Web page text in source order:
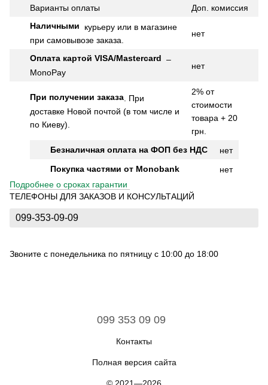
Варианты оплаты Доп. комиссия
Наличными курьеру или в магазине
при самовывозе заказа.
нет
Оплата картой VISA/Mastercard –
MonoPay
нет
При получении заказа При
доставке Новой почтой (в том числе и
по Киеву).
2% от
стоимости
товара + 20
грн.
Безналичная оплата на ФОП без НДС
нет
Покупка частями от Monobank
нет
Подробнее о сроках гарантии
ТЕЛЕФОНЫ ДЛЯ ЗАКАЗОВ И КОНСУЛЬТАЦИЙ
099-353-09-09
Звоните с понедельника по пятницу с 10:00 до 18:00
099 353 09 09
Контакты
Полная версия сайта